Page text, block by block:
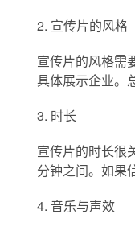
2. 宣传片的风格
宣传片的风格需
具体展示企业。
3. 时长
宣传片的时长很
分钟之间。如果
4. 音乐与声效